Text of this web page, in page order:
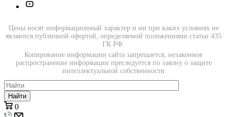
Цены носят информационный характер и ни при каких условиях не
являются публичной офертой, определяемой положениями статьи 435
ГК РФ.
Копирование информации сайта запрещается, незаконное
распространение информации преследуется по закону о защите
интеллектуальной собственности
Найти
0